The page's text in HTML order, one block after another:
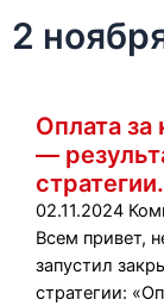
2
Оплата за
—
стратегии.
02.11.2024
Всем привет,
запустил
стратегии: